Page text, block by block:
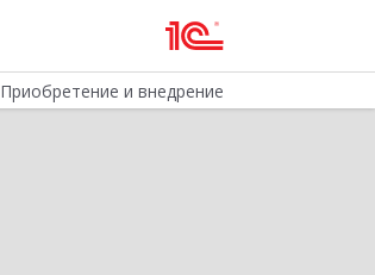
Приобретение и внедрение